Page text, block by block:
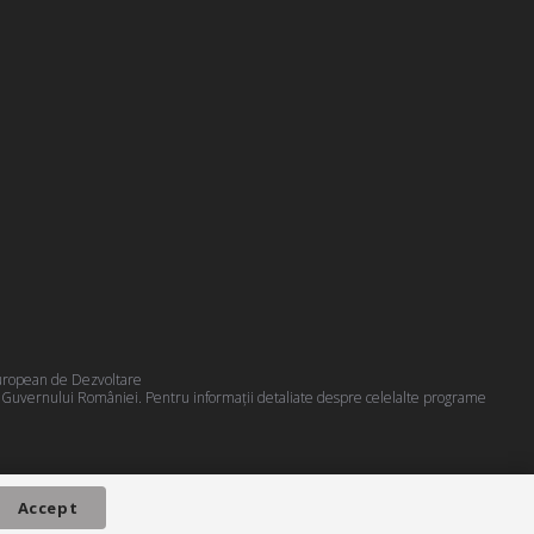
de Dezvoltare
României. Pentru informații detaliate despre celelalte programe
Accept